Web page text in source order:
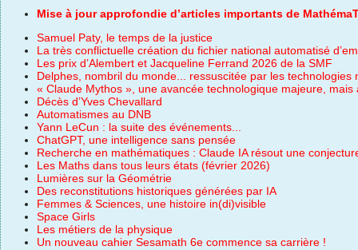
Mise à jour approfondie d’articles importants de
Samuel Paty, le temps de la justice
La très conflictuelle création du fichier national automatisé
Les prix d’Alembert et Jacqueline Ferrand 2026 de la SMF
Delphes, nombril du monde... ressuscitée par les
« Claude Mythos », une avancée technologique majeure,
Décès d’Yves Chevallard
Automatismes au DNB
Yann LeCun : la suite des événements...
ChatGPT, une intelligence sans pensée
Recherche en mathématiques : Claude IA résout une
Les Maths dans tous leurs états (février 2026)
Lumières sur la Géométrie
Des reconstitutions historiques générées par IA
Femmes & Sciences, une histoire in(di)visible
Space Girls
Les métiers de la physique
Un nouveau cahier Sesamath 6e commence sa carrière !